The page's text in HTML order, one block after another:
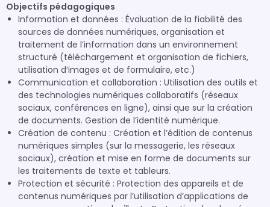
Objectifs pédagogiques
Information et données : Évaluation de la fiabilité des
sources de données numériques, organisation et
traitement de l’information dans un environnement
structuré (téléchargement et organisation de fichiers,
utilisation d’images et de formulaire, etc.)
Communication et collaboration : Utilisation des outils et
des technologies numériques collaboratifs (réseaux
sociaux, conférences en ligne), ainsi que sur la création
de documents. Gestion de l’identité numérique.
Création de contenu : Création et l’édition de contenus
numériques simples (sur la messagerie, les réseaux
sociaux), création et mise en forme de documents sur
les traitements de texte et tableurs.
Protection et sécurité : Protection des appareils et de
contenus numériques par l’utilisation d’applications de